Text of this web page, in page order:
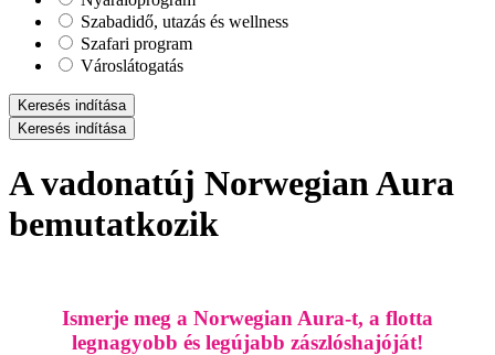
Szabadidő, utazás és wellness
Szafari program
Városlátogatás
Keresés indítása
Keresés indítása
A vadonatúj Norwegian Aura
bemutatkozik
Ismerje meg a Norwegian Aura-t, a flotta
legnagyobb és legújabb zászlóshajóját!